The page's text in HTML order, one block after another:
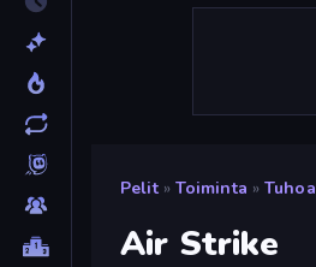
Pelit » Toiminta » Tuhoa
Air Strike